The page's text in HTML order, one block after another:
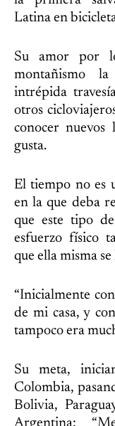
Latina en
Su amor por
montañismo
intrépida
otros
conocer nuevos
gusta.
El tiempo no es
en la que deba
que este tipo
esfuerzo físico
que ella misma
“Inicialmente
de mi casa, y
tampoco era
Su meta,
Colombia,
Bolivia,